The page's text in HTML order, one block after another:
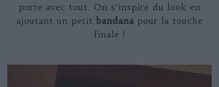
porte avec tout. On s’inspire du look en
ajoutant un petit bandana pour la touche
finale !